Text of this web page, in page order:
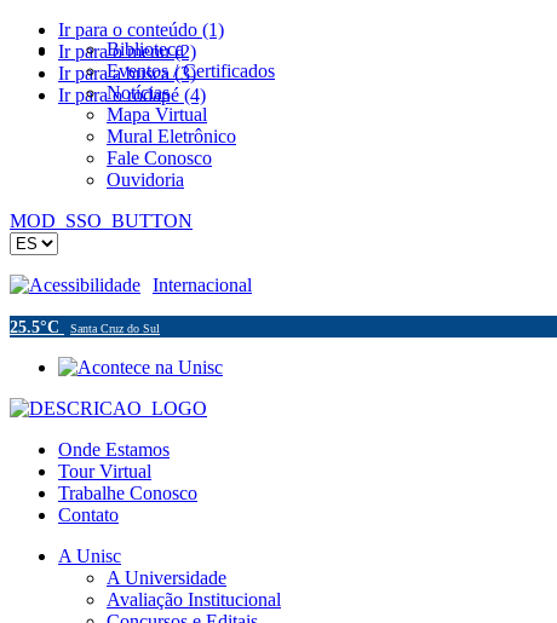
Ir para o conteúdo (1)
Ir para o menu (2)
Ir para a busca (3)
Ir para o rodapé (4)
Biblioteca
Eventos / Certificados
Notícias
Mapa Virtual
Mural Eletrônico
Fale Conosco
Ouvidoria
MOD_SSO_BUTTON
Acessibilidade Internacional
25.5°C Santa Cruz do Sul
Onde Estamos
Tour Virtual
Trabalhe Conosco
Contato
A Unisc
A Universidade
Avaliação Institucional